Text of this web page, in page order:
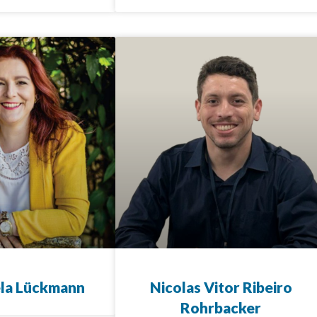
Lückmann
Nicolas Vitor Ribeiro
Rohrbacker